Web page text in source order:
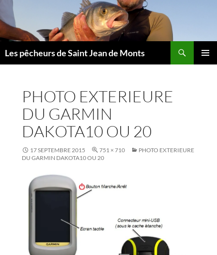
Aller
au
contenu
Les pêcheurs de Saint Jean de Monts
PHOTO EXTERIEURE
DU GARMIN
DAKOTA10 OU 20
17 SEPTEMBRE 2015 751 × 710
PHOTO EXTERIEURE
DU GARMIN DAKOTA10 OU 20